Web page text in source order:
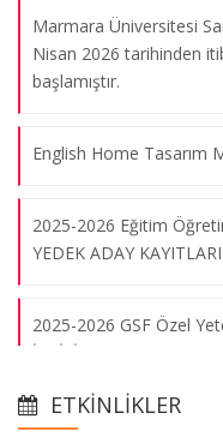
Marmara Üniversitesi
Nisan 2026 tarihinden
başlamıştır.
English Home Tasarım
2025-2026 Eğitim
YEDEK ADAY
2025-2026 GSF Özel
İLGİLİ DUYURU
"Tatbiki Bellek"
ETKINLIKLER
"Statü Krizi" Sergisi
09.08.2026
Marmara Flüt Orkestrası
09.08.2026